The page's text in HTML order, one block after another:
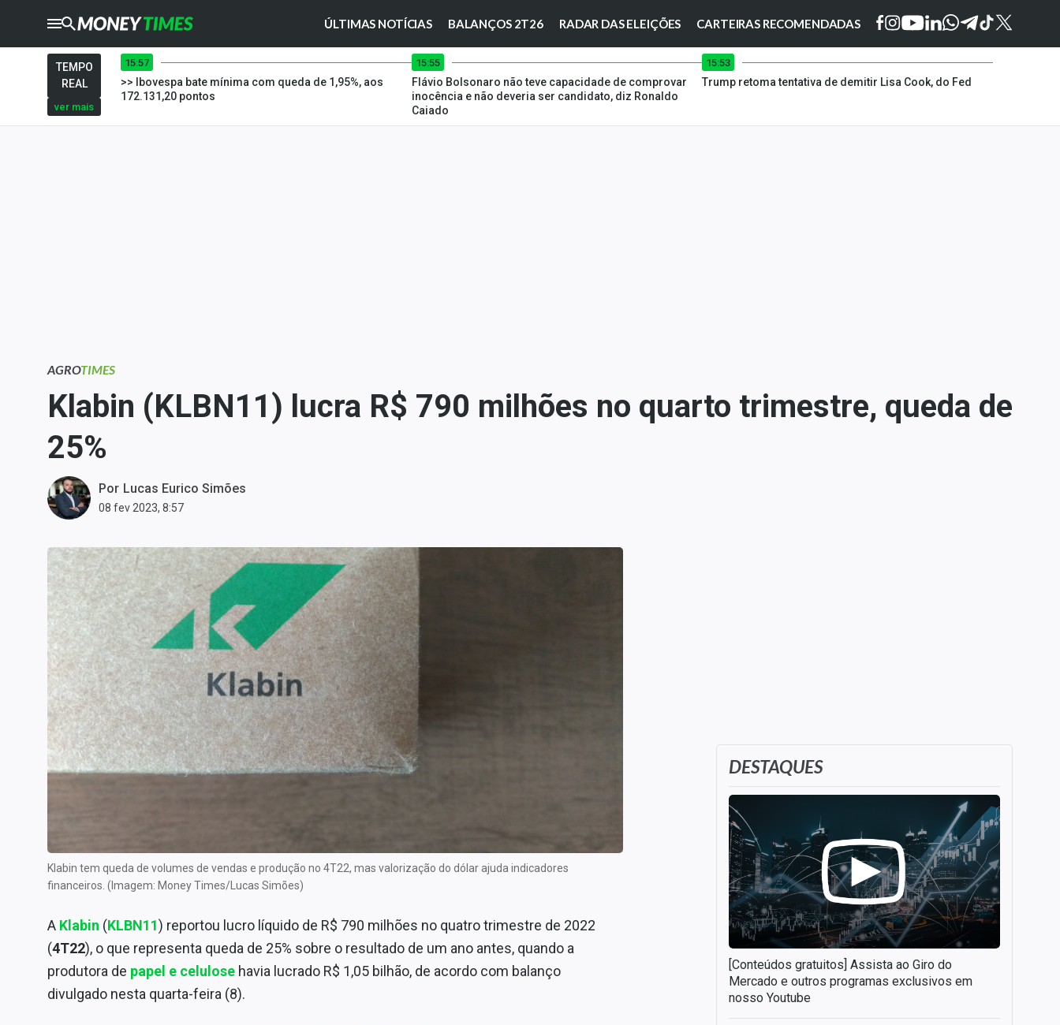
ÚLTIMAS NOTÍCIAS BALANÇOS 2T26 RADAR DAS ELEIÇÕES CARTEIRAS RECOMENDADAS
CRYPTOTIMES
TIMES
Ibovespa
Carteiras Recomendadas
Central de Dividendos
Central de Fundos
Imobiliários
Central dos IPOs
Renda Fixa
Finanças Pessoais
Economia
Empresas
Política
Colunas
Especiais
Internacional
Marketing
Tecnologia
Expediente
Contato
TEMPO
REAL
ver mais
15:57
>> Ibovespa bate mínima com queda de 1,95%, aos
172.131,20 pontos
15:55
Flávio Bolsonaro não teve capacidade de comprovar
inocência e não deveria ser candidato, diz Ronaldo
Caiado
15:53
Trump retoma tentativa de demitir Lisa Cook, do Fed
AGROTIMES
Klabin (KLBN11) lucra R$ 790 milhões no quarto trimestre, queda de
25%
Por Lucas Eurico Simões
08 fev 2023, 8:57
Klabin tem queda de volumes de vendas e produção no 4T22, mas valorização do dólar ajuda indicadores
financeiros. (Imagem: Money Times/Lucas Simões)
A Klabin (KLBN11) reportou lucro líquido de R$ 790 milhões no quatro trimestre de 2022
(4T22), o que representa queda de 25% sobre o resultado de um ano antes, quando a
produtora de papel e celulose havia lucrado R$ 1,05 bilhão, de acordo com balanço
divulgado nesta quarta-feira (8).
DESTAQUES
[Conteúdos gratuitos] Assista ao Giro do
Mercado e outros programas exclusivos em
nosso Youtube